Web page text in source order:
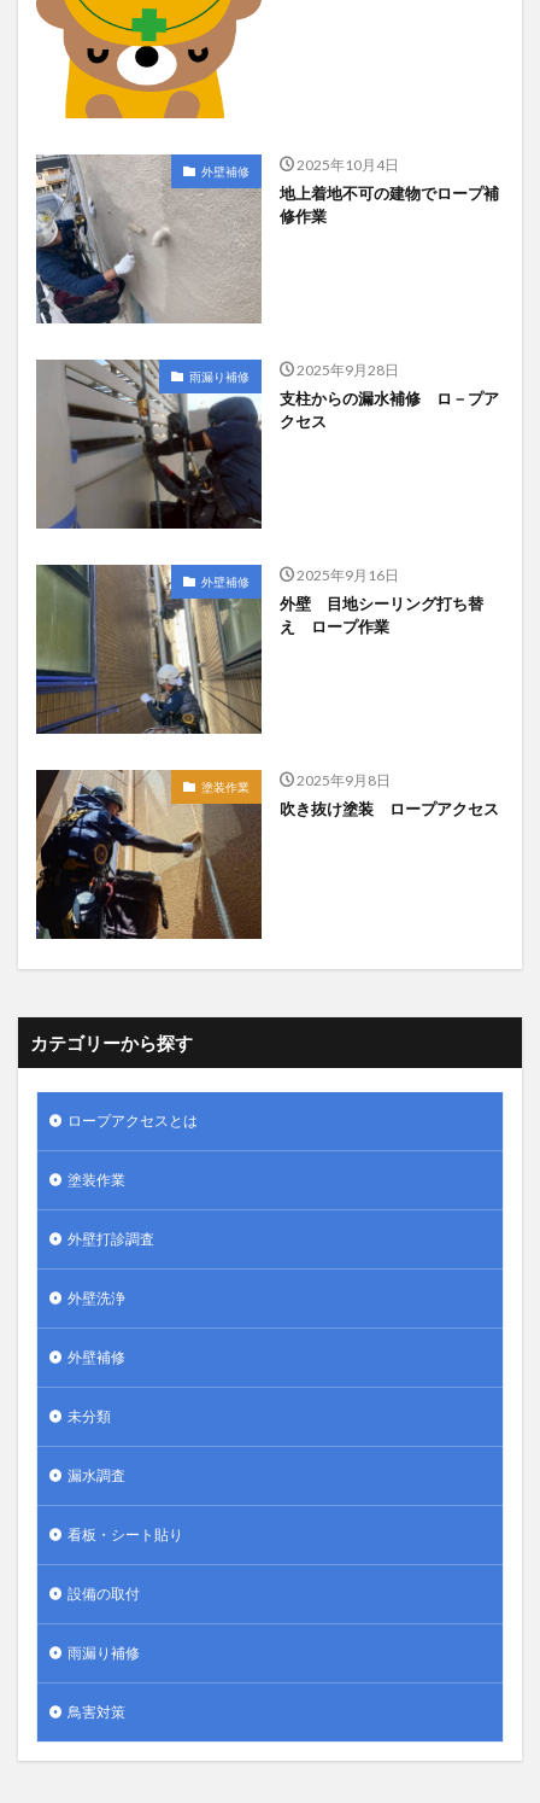
外壁補修 2025年10月4日
地上着地不可の建物でロープ補
修作業
雨漏り補修 2025年9月28日
支柱からの漏水補修 ロ－プア
クセス
外壁補修 2025年9月16日
外壁 目地シーリング打ち替
え ロープ作業
塗装作業 2025年9月8日
吹き抜け塗装 ロープアクセス
カテゴリーから探す
ロープアクセスとは
塗装作業
外壁打診調査
外壁洗浄
外壁補修
未分類
漏水調査
看板・シート貼り
設備の取付
雨漏り補修
鳥害対策